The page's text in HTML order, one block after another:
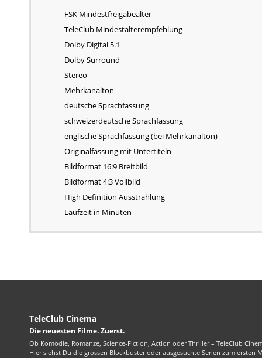
FSK Mindestfreigabealter
TeleClub Mindestalterempfehlung
Dolby Digital 5.1
Dolby Surround
Stereo
Mehrkanalton
deutsche Sprachfassung
schweizerdeutsche Sprachfassung
englische Sprachfassung (bei Mehrkanalton)
Originalfassung mit Untertiteln
Bildformat 16:9 Breitbild
Bildformat 4:3 Vollbild
High Definition Ausstrahlung
Laufzeit in Minuten
TeleClub Cinema
Die neuesten Filme. Zuerst.
Ob Komödie, Romanze, Science-Fiction, Action oder Thriller – TeleClub
Hier siehst Du die grossen Blockbuster oder ausgesuchte Serien zum ersten